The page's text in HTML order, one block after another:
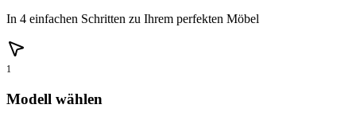
In 4 einfachen Schritten zu Ihrem perfekten Möbel
1
Modell wählen